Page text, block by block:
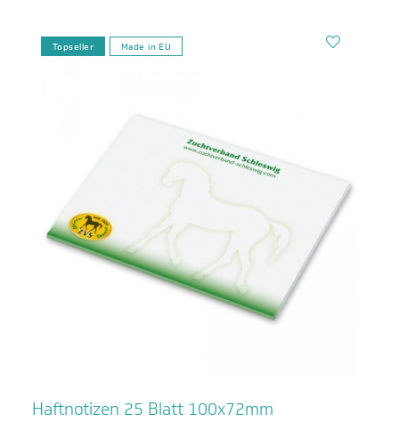
Topseller Made in EU
Haftnotizen 25 Blatt 100x72mm